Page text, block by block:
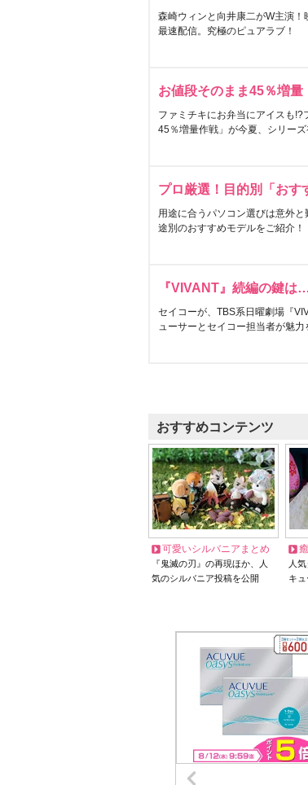
森崎ウィンと向井康二がW主演
最速配信。究極のピュアラブ！
お値段そのまま45％増
ファミチキにお弁当にアイスも!?
45％増量作戦」が今夏、シリーズ
プロ厳選！目的別「おす
用途に合うパソコン選びは意外
途別のおすすめモデルをご紹介！
『VIVANT』続編の鍵
セイコーが、TBS系日曜劇場『
ューサーとセイコー担当者が魅力
おすすめコンテンツ
可愛いシルバニアまとめ
『鬼滅の刃』の再現ほか、人
気のシルバニア投稿を公開
人
キ